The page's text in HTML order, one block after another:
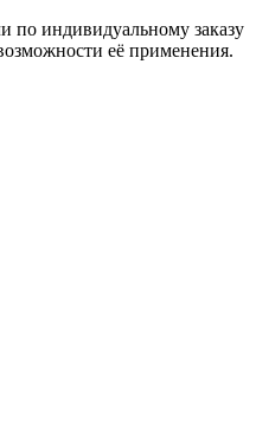
по индивидуальному заказу
её применения.